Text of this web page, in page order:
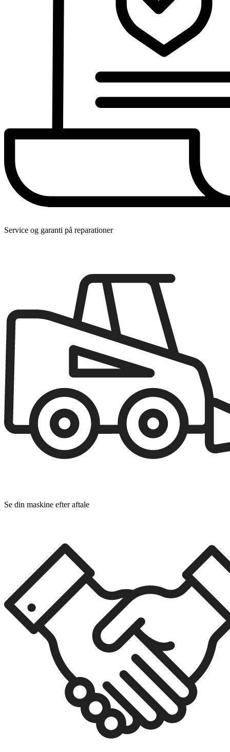
Service og garanti på reparationer
Se din maskine efter aftale